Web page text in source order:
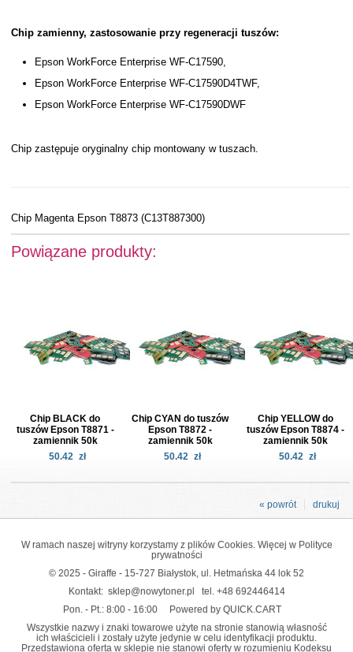
Chip zamienny, zastosowanie przy regeneracji tuszów:
Epson WorkForce Enterprise WF-C17590,
Epson WorkForce Enterprise WF-C17590D4TWF,
Epson WorkForce Enterprise WF-C17590DWF
Chip zastępuje oryginalny chip montowany w tuszach.
Chip Magenta Epson T8873 (C13T887300)
Powiązane produkty:
Chip BLACK do
tuszów Epson T8871 -
zamiennik 50k
50.42 zł
Chip CYAN do tuszów
Epson T8872 -
zamiennik 50k
50.42 zł
Chip YELLOW do
tuszów Epson T8874 -
zamiennik 50k
50.42 zł
drukuj
« powrót
W ramach naszej witryny korzystamy z plików Cookies. Więcej w Polityce
prywatności
© 2025 - Giraffe - 15-727 Białystok, ul. Hetmańska 44 lok 52
Kontakt: sklep@nowytoner.pl tel. +48 692446414
Pon. - Pt.: 8:00 - 16:00
Powered by QUICK.CART
Wszystkie nazwy i znaki towarowe użyte na stronie stanowią własność
ich właścicieli i zostały użyte jedynie w celu identyfikacji produktu.
Przedstawiona oferta w sklepie nie stanowi oferty w rozumieniu Kodeksu